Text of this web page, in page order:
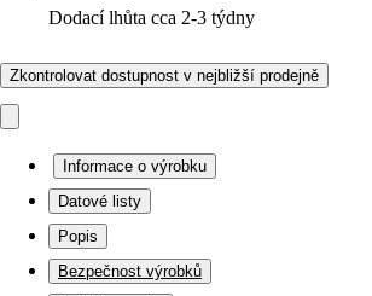
Dodací lhůta cca 2-3 týdny
Zkontrolovat dostupnost v nejbližší prodejně
Informace o výrobku
Datové listy
Popis
Bezpečnost výrobků